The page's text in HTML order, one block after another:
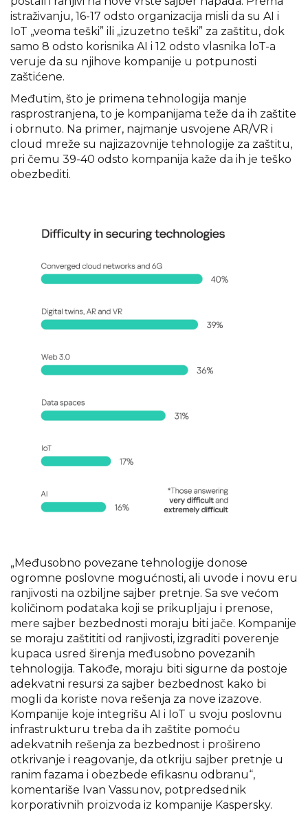
istraživanju, 16-17 odsto organizacija misli da su AI i
IoT „veoma teški” ili „izuzetno teški” za zaštitu, dok
samo 8 odsto korisnika AI i 12 odsto vlasnika loT-a
veruje da su njihove kompanije u potpunosti
zaštićene.
Međutim, što je primena tehnologija manje
rasprostranjena, to je kompanijama teže da ih zaštite
i obrnuto. Na primer, najmanje usvojene AR/VR i
cloud mreže su najizazovnije tehnologije za zaštitu,
pri čemu 39-40 odsto kompanija kaže da ih je teško
obezbediti.
„Međusobno povezane tehnologije donose
ogromne poslovne mogućnosti, ali uvode i novu eru
ranjivosti na ozbiljne sajber pretnje. Sa sve većom
količinom podataka koji se prikupljaju i prenose,
mere sajber bezbednosti moraju biti jače. Kompanije
se moraju zaštititi od ranjivosti, izgraditi poverenje
kupaca usred širenja međusobno povezanih
tehnologija. Takođe, moraju biti sigurne da postoje
adekvatni resursi za sajber bezbednost kako bi
mogli da koriste nova rešenja za nove izazove.
Kompanije koje integrišu AI i IoT u svoju poslovnu
infrastrukturu treba da ih zaštite pomoću
adekvatnih rešenja za bezbednost i prošireno
otkrivanje i reagovanje, da otkriju sajber pretnje u
ranim fazama i obezbede efikasnu odbranu“,
komentariše Ivan Vassunov, potpredsednik
korporativnih proizvoda iz kompanije Kaspersky.